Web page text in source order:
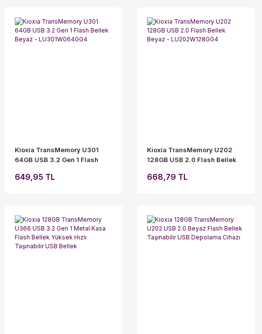
Kioxia TransMemory U301
64GB USB 3.2 Gen 1 Flash
LU301W064GG4
649,95 TL
Kioxia TransMemory U202
128GB USB 2.0 Flash Bellek
668,79 TL